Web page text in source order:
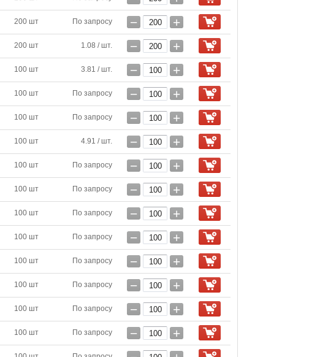
200 шт По запросу − +
200 шт 1.08 / шт. − +
100 шт 3.81 / шт. − +
100 шт По запросу − +
100 шт По запросу − +
100 шт 4.91 / шт. − +
100 шт По запросу − +
100 шт По запросу − +
100 шт По запросу − +
100 шт По запросу − +
100 шт По запросу − +
100 шт По запросу − +
100 шт По запросу − +
100 шт По запросу − +